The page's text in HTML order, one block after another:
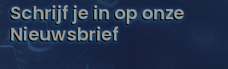
Schrijf je in op onze
Nieuwsbrief